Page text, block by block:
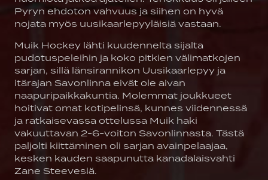
Pyryn ehdoton vahvuus ja siihen on hyvä
nojata myös uusikaarlepyyläisiä vastaan.
Muik Hockey lähti kuudennelta sijalta
pudotuspeleihin ja koko pitkien välimatkojen
sarjan, sillä länsirannikon Uusikaarlepyy ja
itärajan Savonlinna eivät ole aivan
naapuripaikkakuntia. Molemmat joukkueet
hoitivat omat kotipelinsä, kunnes viidennessä
ja ratkaisevassa ottelussa Muik haki
vakuuttavan 2-6-voiton Savonlinnasta. Tästä
paljolti kiittäminen oli sarjan avainpelaajaa,
kesken kauden saapunutta kanadalaisvahti
Zane Steevesiä.